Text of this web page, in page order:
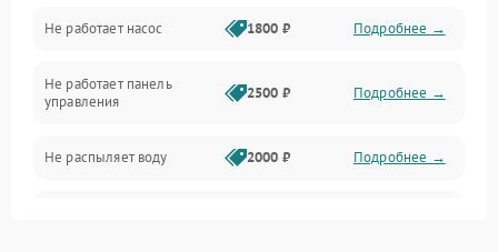
Вода
Гигиена
Программное обеспечение
Не работает насос 1800 ₽ Подробнее →
Не работает панель
управления
2500 ₽ Подробнее →
Не распыляет воду 2000 ₽ Подробнее →